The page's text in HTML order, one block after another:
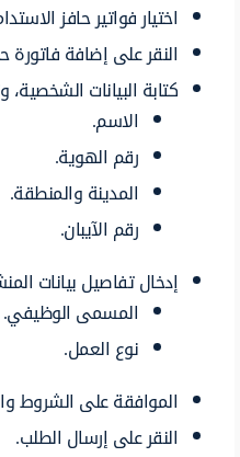
اختيار فواتير حافز
النقر على إضافة فاتورة
كتابة البيانات
الاسم.
رقم الهوية.
المدينة والمنطقة.
رقم الآيبان.
إدخال تفاصيل بيانات
المسمى الوظيفي.
نوع العمل.
الموافقة على الشروط
النقر على إرسال الطلب.